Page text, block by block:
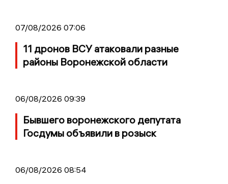
07/08/2026 07:06
11 дронов ВСУ атаковали разные
районы Воронежской области
06/08/2026 09:39
Бывшего воронежского депутата
Госдумы объявили в розыск
06/08/2026 08:54